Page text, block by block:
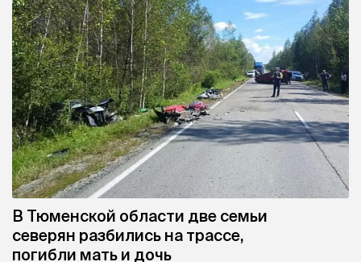
В Тюменской области две семьи
северян разбились на трассе,
погибли мать и дочь